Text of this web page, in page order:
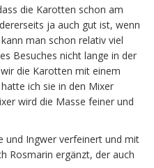
die Karotten schon am
ja auch gut ist, wenn
man schon relativ viel
Besuches nicht lange in der
die Karotten mit einem
ich sie in den Mixer
wird die Masse feiner und
und Ingwer verfeinert und mit
Rosmarin ergänzt, der auch